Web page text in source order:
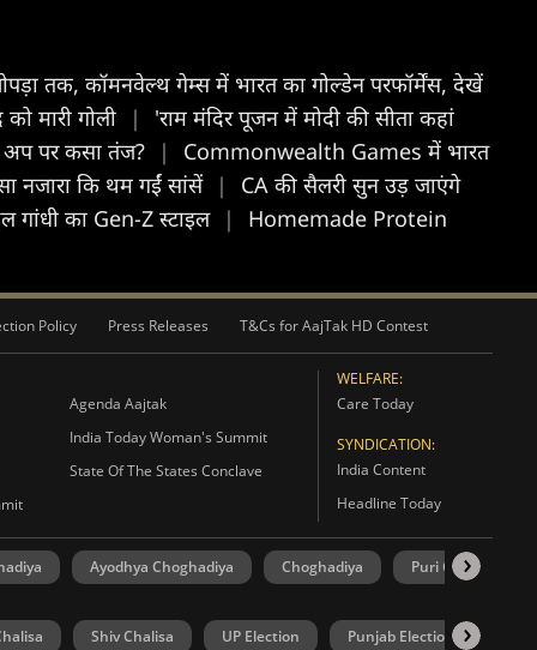
तक, कॉमनवेल्थ गेम्स में भारत का गोल्डेन परफॉर्मेंस, देखें
मारी गोली |
'राम मंदिर पूजन में मोदी की सीता कहां
पर कसा तंज? |
Commonwealth Games में भारत
नजारा कि थम गईं सांसें |
CA की सैलरी सुन उड़ जाएंगे
गांधी का Gen-Z स्टाइल |
Homemade Protein
Policy Press Releases T&Cs for AajTak HD Contest
Agenda Aajtak
India Today Woman's Summit
State Of The States Conclave
WELFARE:
Care Today
SYNDICATION:
India Content
Headline Today
Ayodhya Choghadiya Choghadiya Puri Choghadiya
Shiv Chalisa UP Election Punjab Election